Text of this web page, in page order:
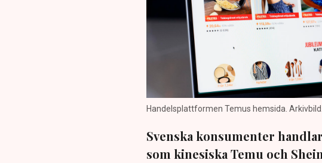
Handelsplattformen Temus hemsida.
Svenska konsumenter
som kinesiska Temu och